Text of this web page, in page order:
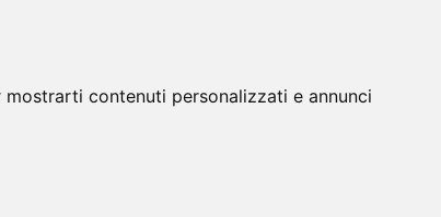
contenuti personalizzati e annunci